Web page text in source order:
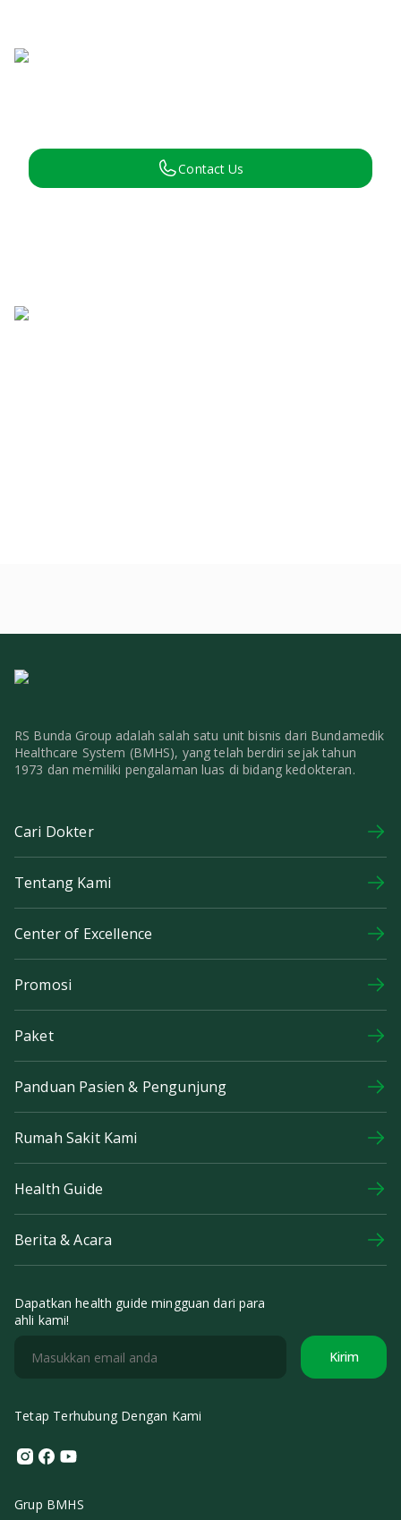
Contact Us
RS Bunda Group adalah salah satu unit bisnis dari Bundamedik
Healthcare System (BMHS), yang telah berdiri sejak tahun
1973 dan memiliki pengalaman luas di bidang kedokteran.
Cari Dokter
Tentang Kami
Center of Excellence
Promosi
Paket
Panduan Pasien & Pengunjung
Rumah Sakit Kami
Health Guide
Berita & Acara
Dapatkan health guide mingguan dari para
ahli kami!
Kirim
Tetap Terhubung Dengan Kami
Instagram
Facebook
Youtube
Grup BMHS